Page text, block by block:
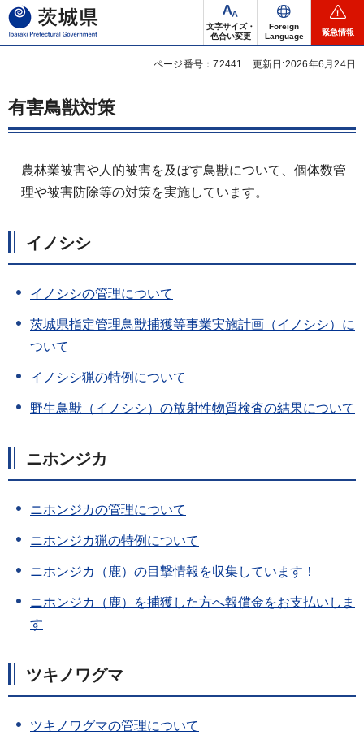
茨城県
文字サイズ・
色合い変更
Foreign
Language
緊急情報
ページ番号：72441 更新日:2026年6月24日
有害鳥獣対策
農林業被害や人的被害を及ぼす鳥獣について、個体数管
理や被害防除等の対策を実施しています。
イノシシ
イノシシの管理について
茨城県指定管理鳥獣捕獲等事業実施計画（イノシシ）に
ついて
イノシシ猟の特例について
野生鳥獣（イノシシ）の放射性物質検査の結果について
ニホンジカ
ニホンジカの管理について
ニホンジカ猟の特例について
ニホンジカ（鹿）の目撃情報を収集しています！
ニホンジカ（鹿）を捕獲した方へ報償金をお支払いしま
す
ツキノワグマ
ツキノワグマの管理について